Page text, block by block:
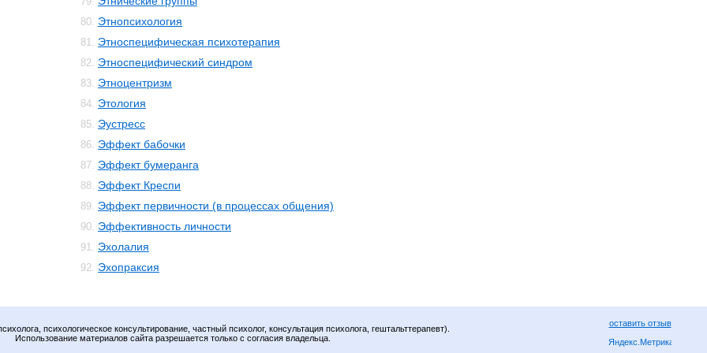
80. Этнопсихология
81. Этноспецифическая психотерапия
82. Этноспецифический синдром
83. Этноцентризм
84. Этология
85. Эустресс
86. Эффект бабочки
87. Эффект бумеранга
88. Эффект Креспи
89. Эффект первичности (в процессах общения)
90. Эффективность личности
91. Эхолалия
92. Эхопраксия
психологическое консультирование, частный психолог, консультация психолога, гештальттерапевт).
Использование материалов сайта разрешается только с согласия владельца.
оставить отзыв